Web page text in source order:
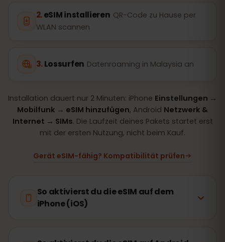
eSIM installieren QR-Code zu Hause per
WLAN scannen
Lossurfen Datenroaming in Malaysia an
Installation dauert nur 2 Minuten: iPhone Einstellungen →
Mobilfunk → eSIM hinzufügen, Android Netzwerk &
Internet → SIMs. Die Laufzeit deines Pakets startet erst
mit der ersten Nutzung, nicht beim Kauf.
Gerät eSIM-fähig? Kompatibilität prüfen
So aktivierst du die eSIM auf dem
iPhone (iOS)